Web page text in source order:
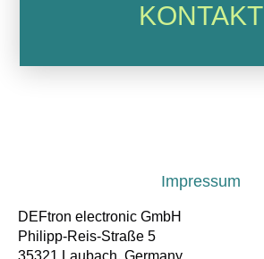
KONTAKT
Impressum
DEFtron electronic GmbH
Philipp-Reis-Straße 5
35321 Laubach, Germany